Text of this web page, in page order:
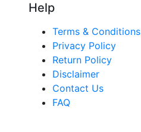
Help
Terms & Conditions
Privacy Policy
Return Policy
Disclaimer
Contact Us
FAQ